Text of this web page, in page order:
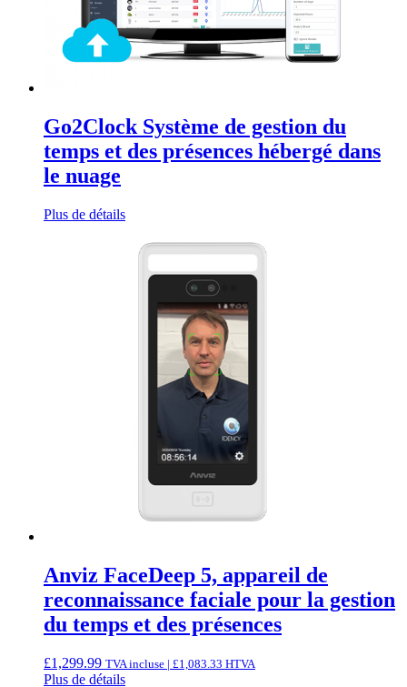
Go2Clock Système de gestion du
temps et des présences hébergé dans
le nuage
Plus de détails
Anviz FaceDeep 5, appareil de
reconnaissance faciale pour la gestion
du temps et des présences
£1,299.99 TVA incluse | £1,083.33 HTVA
Plus de détails